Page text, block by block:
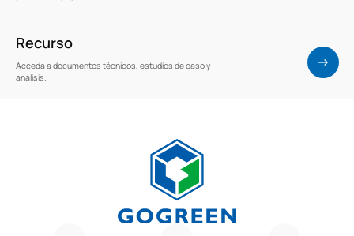
Recurso
Acceda a documentos técnicos, estudios de caso y
análisis.